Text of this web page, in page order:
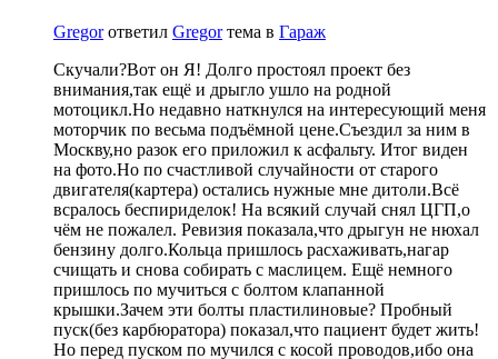
Gregorответил Gregorтема в Гараж
Скучали?Вот он Я! Долго простоял проект без
внимания,так ещё и дрыгло ушло на родной
мотоцикл.Но недавно наткнулся на интересующий меня
моторчик по весьма подъёмной цене.Съездил за ним в
Москву,но разок его приложил к асфальту. Итог виден
на фото.Но по счастливой случайности от старого
двигателя(картера) остались нужные мне дитоли.Всё
всралось беспириделок! На всякий случай снял ЦГП,о
чём не пожалел. Ревизия показала,что дрыгун не нюхал
бензину долго.Кольца пришлось расхаживать,нагар
счищать и снова собирать с маслицем. Ещё немного
пришлось по мучиться с болтом клапанной
крышки.Зачем эти болты пластилиновые? Пробный
пуск(без карбюратора) показал,что пациент будет жить!
Но перед пуском по мучился с косой проводов,ибо она